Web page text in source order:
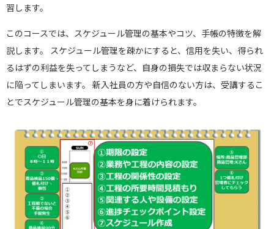
習します。
このコースでは、スケジュール管理の基本やコツ、手帳の特徴を解
説します。 スケジュール管理を疎かにすると、信用を失い、得られ
るはずの利益を失ってしまうなど、自身の損失では収まらない状況
に陥ってしまいます。 新入社員の方や自信のない方は、受講するこ
とでスケジュール管理の基本を身に着けられます。